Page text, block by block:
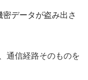
データが盗み出さ
通信経路そのものを